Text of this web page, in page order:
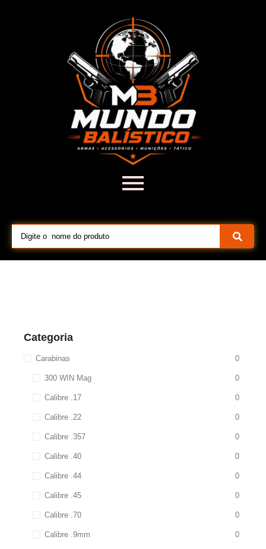
Categoria
Carabinas 0
300 WIN Mag 0
Calibre .17 0
Calibre .22 0
Calibre .357 0
Calibre .40 0
Calibre .44 0
Calibre .45 0
Calibre .70 0
Calibre .9mm 0